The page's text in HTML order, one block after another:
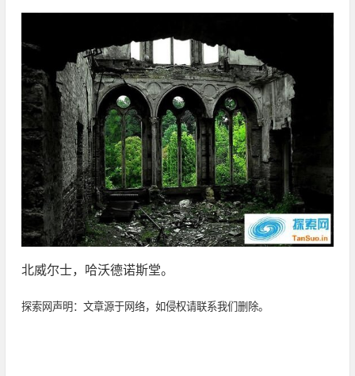
北威尔士，哈沃德诺斯堂。
探索网声明：文章源于网络，如侵权请联系我们删除。